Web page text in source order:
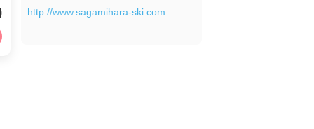
http://www.sagamihara-ski.com